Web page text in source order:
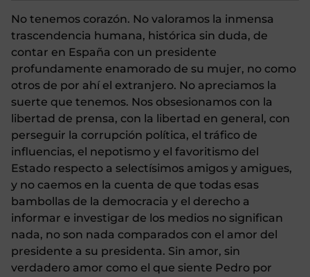
No tenemos corazón. No valoramos la inmensa
trascendencia humana, histórica sin duda, de
contar en España con un presidente
profundamente enamorado de su mujer, no como
otros de por ahí el extranjero. No apreciamos la
suerte que tenemos. Nos obsesionamos con la
libertad de prensa, con la libertad en general, con
perseguir la corrupción política, el tráfico de
influencias, el nepotismo y el favoritismo del
Estado respecto a selectísimos amigos y amigues,
y no caemos en la cuenta de que todas esas
bambollas de la democracia y el derecho a
informar e investigar de los medios no significan
nada, no son nada comparados con el amor del
presidente a su presidenta. Sin amor, sin
verdadero amor como el que siente Pedro por